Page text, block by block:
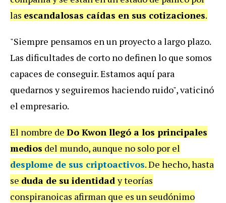
las escandalosas caídas en sus cotizaciones.
"Siempre pensamos en un proyecto a largo plazo.
Las dificultades de corto no definen lo que somos
capaces de conseguir. Estamos aquí para
quedarnos y seguiremos haciendo ruido", vaticinó
el empresario.
El nombre de Do Kwon llegó a los principales
medios del mundo, aunque no solo por el
desplome de sus criptoactivos. De hecho, hasta
se duda de su identidady teorías
conspiranoicas afirman que es un seudónimo